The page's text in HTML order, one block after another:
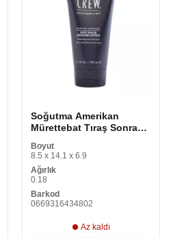
Soğutma Amerikan
Mürettebat Tıraş Sonrası
Boyut
8.5 x 14.1 x 6.9
Ağırlık
0.18
Barkod
0669316434802
Az kaldı